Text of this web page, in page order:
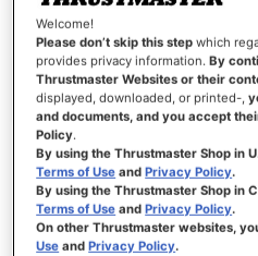
Mostrar contraseña
INICIAR
¿Olvidó su
Welcome!
Please don’t skip this step which
provides privacy information.By
Thrustmaster Websites or their
displayed, downloaded, or printed-,
and documents, and you accept
Policy.
By using the Thrustmaster Shop in
Terms of Use andPrivacy Policy.
By using the Thrustmaster Shop in
Terms of Use andPrivacy Policy.
On other Thrustmaster websites,
Use andPrivacy Policy.